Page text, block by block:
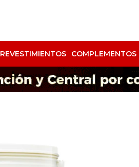
REVESTIMIENTOS COMPLEMENTOS